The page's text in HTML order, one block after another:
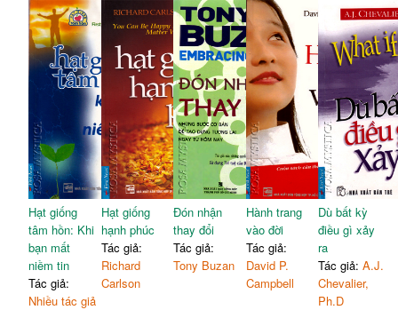
Hạt giống
tâm hồn: Khi
bạn mất
niềm tin
Tác giả:
Nhiều tác giả
Hạt giống
hạnh phúc
Tác giả:
Richard
Carlson
Đón nhận
thay đổi
Tác giả:
Tony Buzan
Hành trang
vào đời
Tác giả:
David P.
Campbell
Dù bất kỳ
điều gì xảy
ra
Tác giả:A.J.
Chevalier,
Ph.D